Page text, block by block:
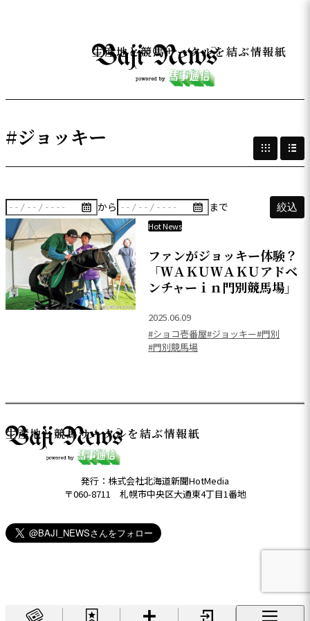
生産地と競馬サークルを結ぶ情報紙
#ジョッキー
から まで 絞込
Hot News
ファンがジョッキー体験？
「ＷＡＫＵＷＡＫＵアドベ
ンチャーｉｎ門別競馬場」
2025.06.09
#ショコ壱番屋#ジョッキー#門別
#門別競馬場
生産地と競馬サークルを結ぶ情報紙
発行：株式会社北海道新聞HotMedia
〒060-8711 札幌市中央区大通東4丁目1番地